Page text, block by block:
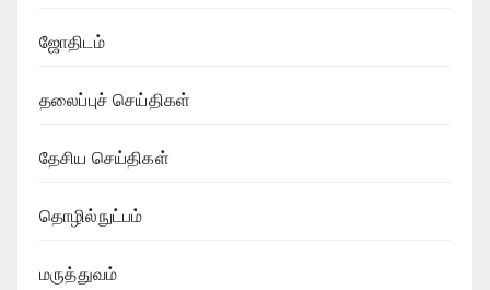
ஜோதிடம்
தலைப்புச் செய்திகள்
தேசிய செய்திகள்
தொழில்நுட்பம்
மருத்துவம்